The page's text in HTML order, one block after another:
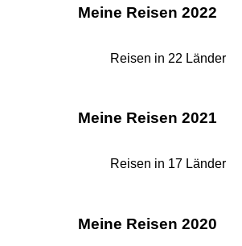
Meine Reisen 2022
Reisen in 22 Länder
Meine Reisen 2021
Reisen in 17 Länder
Meine Reisen 2020